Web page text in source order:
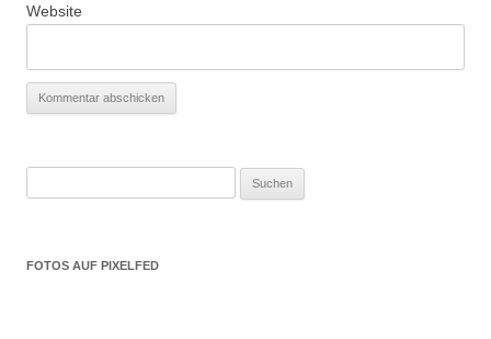
Website
FOTOS AUF PIXELFED